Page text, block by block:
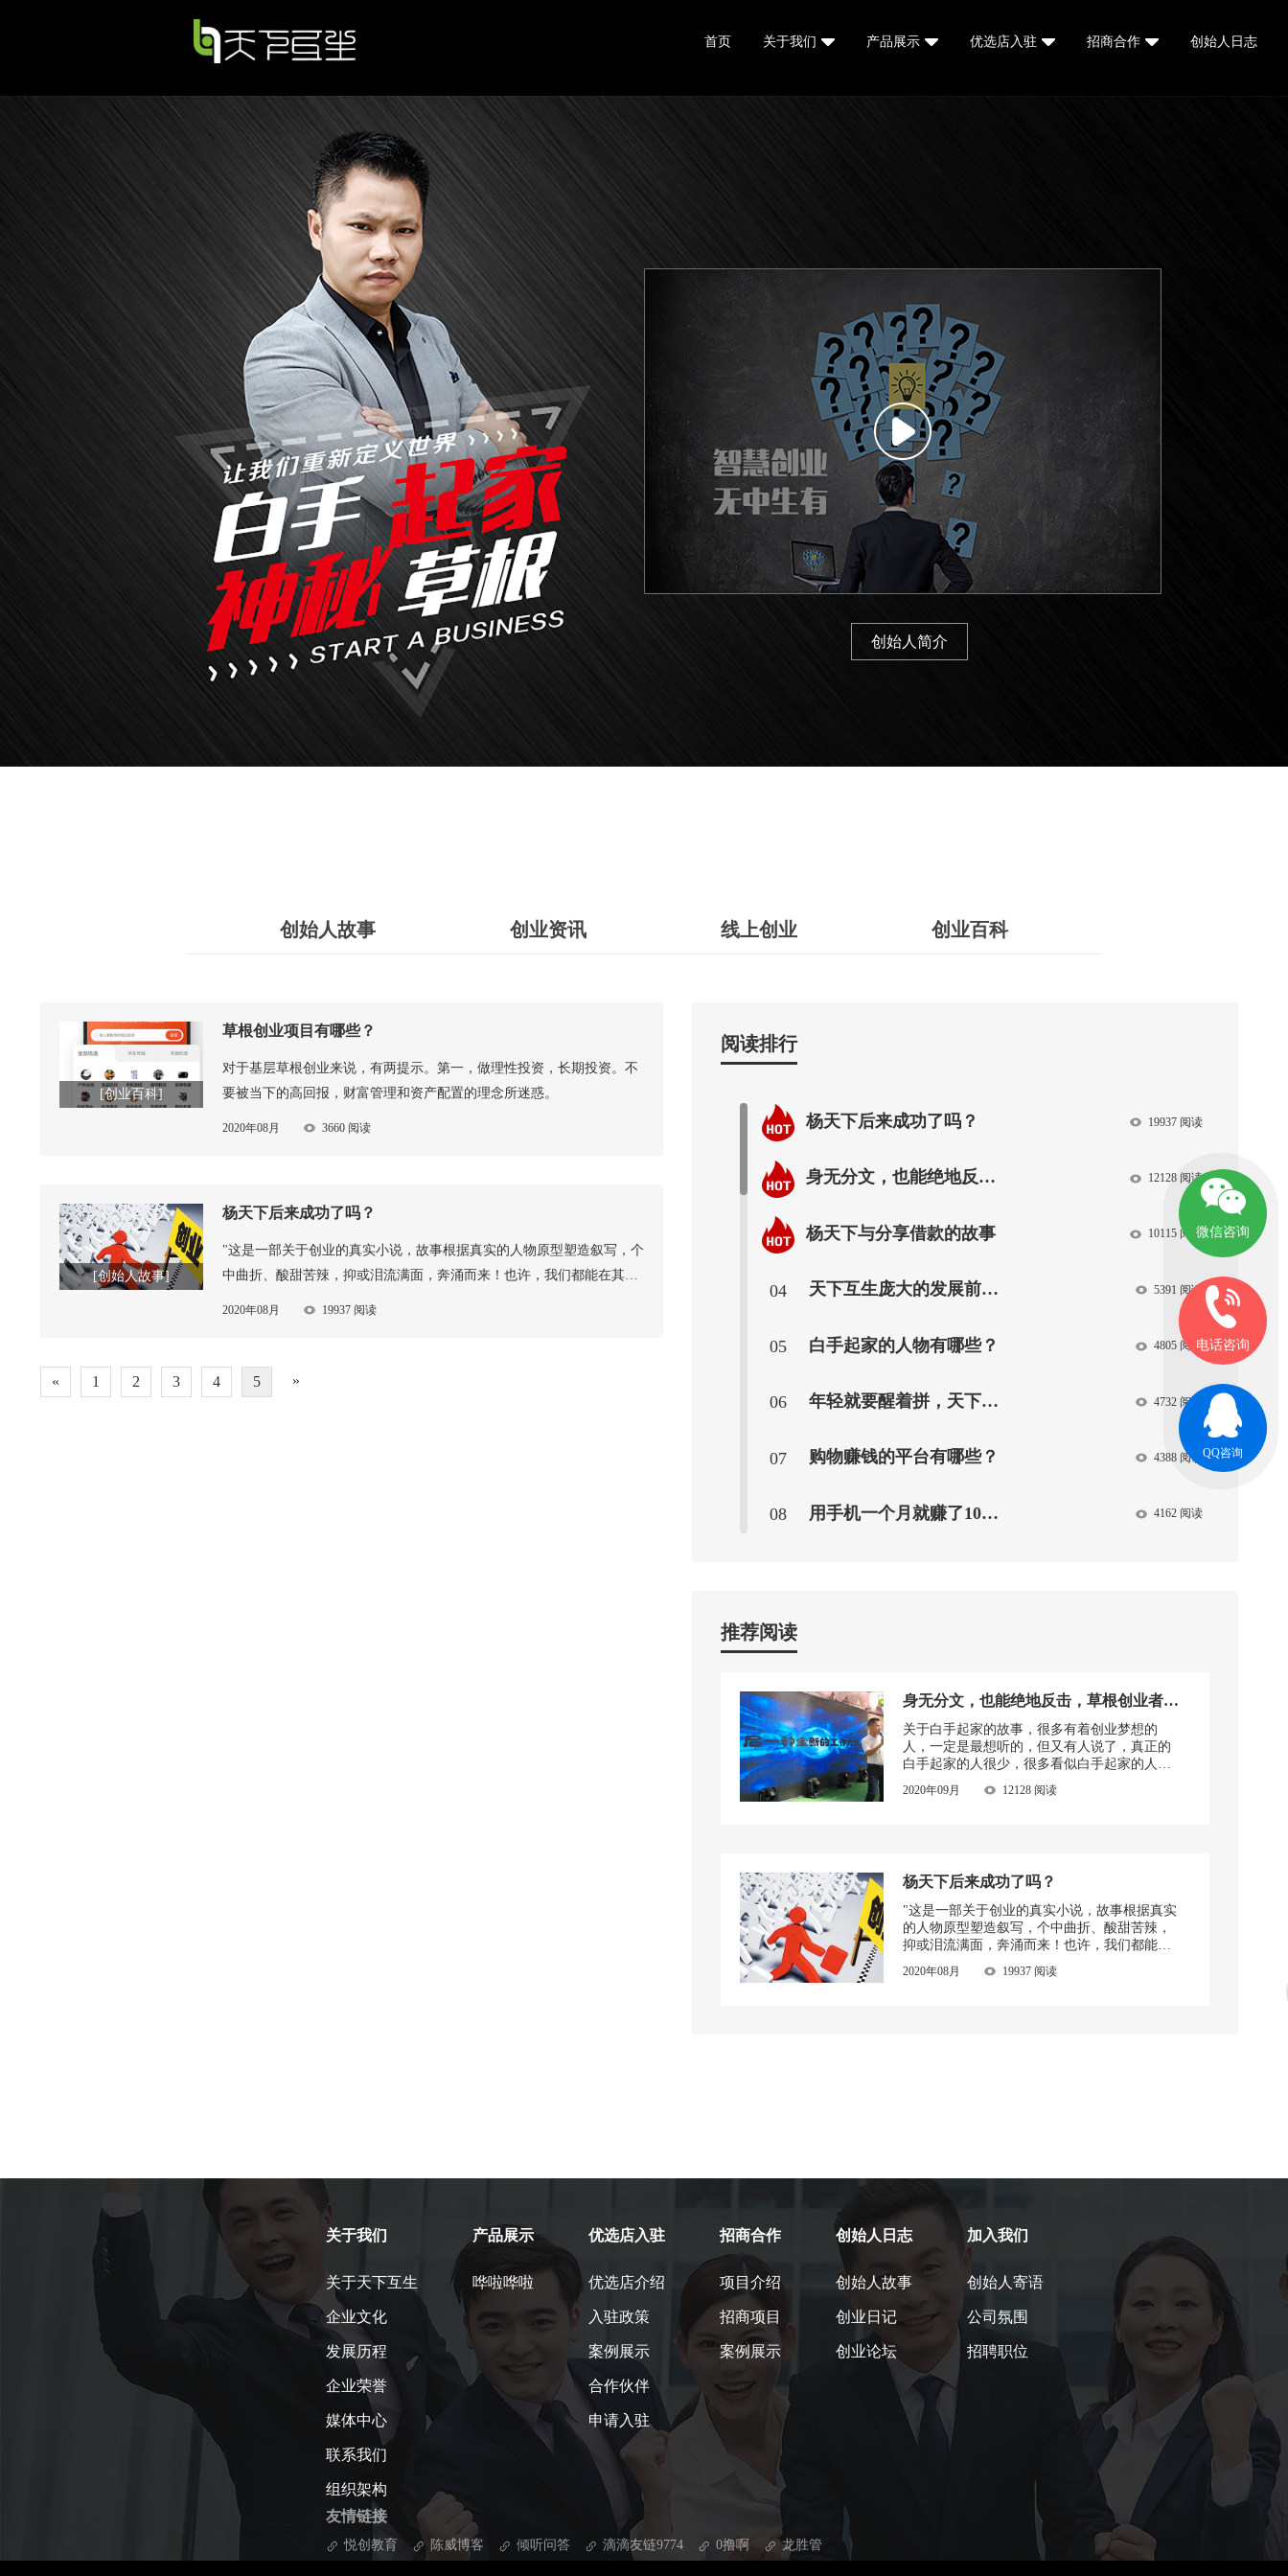
首页 关于我们 产品展示 优选店入驻 招商合作 创始人日志
创始人简介
创始人故事 创业资讯 线上创业 创业百科
[创业百科]
草根创业项目有哪些？
对于基层草根创业来说，有两提示。第一，做理性投资，长期投资。不
要被当下的高回报，财富管理和资产配置的理念所迷惑。
2020年08月 3660 阅读
[创始人故事]
杨天下后来成功了吗？
"这是一部关于创业的真实小说，故事根据真实的人物原型塑造叙写，个
中曲折、酸甜苦辣，抑或泪流满面，奔涌而来！也许，我们都能在其中
2020年08月 19937 阅读
« 1 2 3 4 5 »
阅读排行
杨天下后来成功了吗？ 19937 阅读
身无分文，也能绝地反击，草根创业者杨天下白手起家的传奇故事（上篇） 12128 阅读
杨天下与分享借款的故事 10115 阅读
04 天下互生庞大的发展前景，你确定要错过吗？ 5391 阅读
05 白手起家的人物有哪些？ 4805 阅读
06 年轻就要醒着拼，天下互生助你“拼起来”！ 4732 阅读
07 购物赚钱的平台有哪些？ 4388 阅读
08 用手机一个月就赚了10万+快来看看 4162 阅读
推荐阅读
身无分文，也能绝地反击，草根创业者杨天下白手起家的传奇故事（上篇）
关于白手起家的故事，很多有着创业梦想的
人，一定是最想听的，但又有人说了，真正的
白手起家的人很少，很多看似白手起家的人，
其实并不是真正的白手起家。而今天，我们将
为你分享的故事主人翁，他的创业经历绝对称
2020年09月 12128 阅读
杨天下后来成功了吗？
"这是一部关于创业的真实小说，故事根据真实
的人物原型塑造叙写，个中曲折、酸甜苦辣，
抑或泪流满面，奔涌而来！也许，我们都能在
其中找到另一个自己， 在生活和现实中摸爬滚
打、匍匐前行......."
2020年08月 19937 阅读
微信咨询
电话咨询
QQ咨询
关于我们
关于天下互生
企业文化
发展历程
企业荣誉
媒体中心
联系我们
组织架构
产品展示
哗啦哗啦
优选店入驻
优选店介绍
入驻政策
案例展示
合作伙伴
申请入驻
招商合作
项目介绍
招商项目
案例展示
创始人日志
创始人故事
创业日记
创业论坛
加入我们
创始人寄语
公司氛围
招聘职位
友情链接
悦创教育 陈威博客 倾听问答 滴滴友链9774 0撸啊 龙胜管